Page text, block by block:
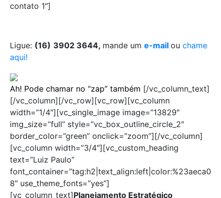
contato 1″]
Ligue: (16) 3902 3644, mande um e-mail ou chame
aqui!
Ah! Pode chamar no “zap” também [/vc_column_text]
[/vc_column][/vc_row][vc_row][vc_column
width=”1/4″][vc_single_image image=”13829″
img_size=”full” style=”vc_box_outline_circle_2″
border_color=”green” onclick=”zoom”][/vc_column]
[vc_column width=”3/4″][vc_custom_heading
text=”Luiz Paulo”
font_container=”tag:h2|text_align:left|color:%23aeca0
8″ use_theme_fonts=”yes”]
[vc_column_text]Planejamento Estratégico